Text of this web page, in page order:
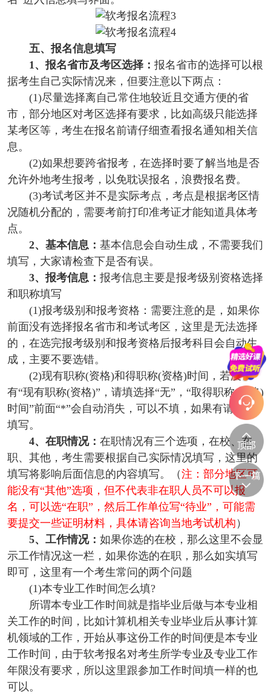
五、报名信息填写
1、报名省市及考区选择： 报名省市的选择可以根
据考生自己实际情况来，但要注意以下两点：
(1)尽量选择离自己常住地较近且交通方便的省
市，部分地区对考区选择有要求，比如高级只能选择
某考区等，考生在报名前请仔细查看报名通知相关信
息。
(2)如果想要跨省报考，在选择时要了解当地是否
允许外地考生报考，以免耽误报名，浪费报名费。
(3)考试考区并不是实际考点，考点是根据考区情
况随机分配的，需要考前打印准考证才能知道具体考
点。
2、基本信息： 基本信息会自动生成，不需要我们
填写，大家请检查下是否有误。
3、报考信息： 报考信息主要是报考级别资格选择
和职称填写
(1)报考级别和报考资格：需要注意的是，如果你
前面没有选择报名省市和考试考区，这里是无法选择
的，在选完报考级别和报考资格后报考科目会自动生
成，主要不要选错。
(2)现有职称(资格)和得职称(资格)时间，若没
有“现有职称(资格)”，请填选择“无”，“取得职称(资格)
时间”前面“*”会自动消失，可以不填，如果有请如实
填写。
4、在职情况： 在职情况有三个选项，在校、在
职、其他，考生需要根据自己实际情况填写，这里的
填写将影响后面信息的内容填写。（注：部分地区可
能没有“其他”选项，但不代表非在职人员不可以报
名，可以选“在职”，然后工作单位写“待业”，可能需
要提交一些证明材料， 具体请咨询当地考试机构 ）
5、工作情况： 如果你选的在校，那么这里不会显
示工作情况这一栏，如果你选的在职，那么如实填写
即可，这里有一个考生常问的两个问题
(1)本专业工作时间怎么填?
所谓本专业工作时间就是指毕业后做与本专业相
关工作的时间，比如计算机相关专业毕业后从事计算
机领域的工作，开始从事这份工作的时间便是本专业
工作时间，由于软考报名对考生所学专业及专业工作
年限没有要求，所以这里跟参加工作时间填一样的也
可以。